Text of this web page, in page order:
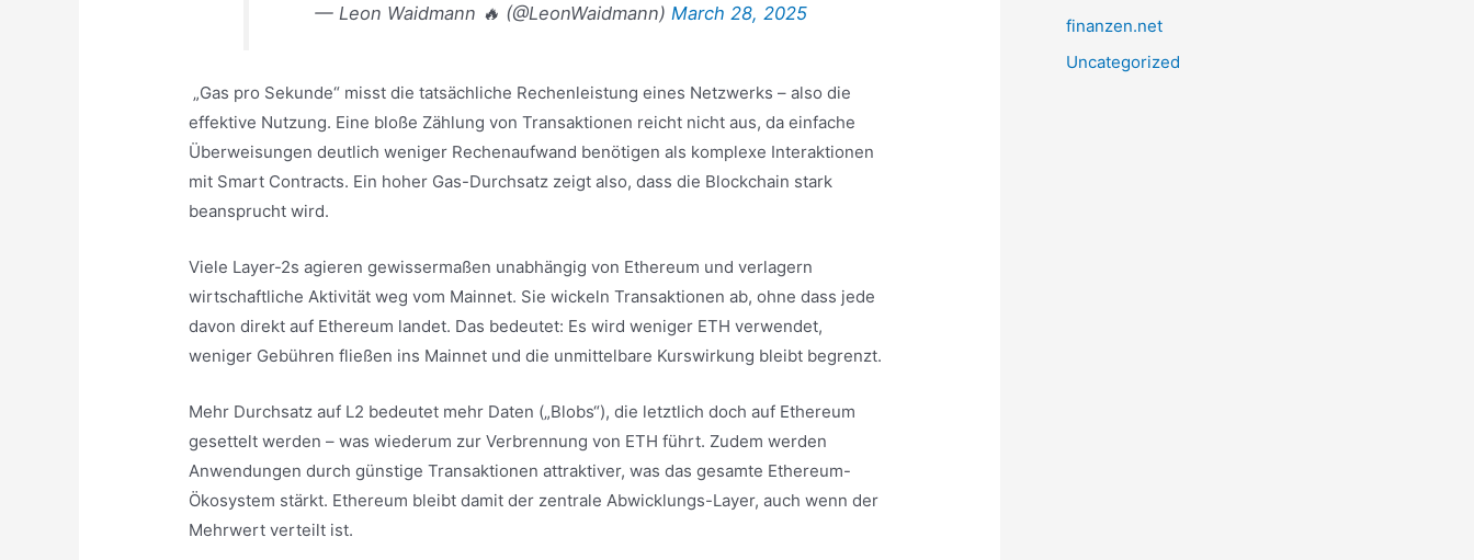
— Leon Waidmann 🔥 (@LeonWaidmann) March 28, 2025
„Gas pro Sekunde“ misst die tatsächliche Rechenleistung eines Netzwerks – also die
effektive Nutzung. Eine bloße Zählung von Transaktionen reicht nicht aus, da einfache
Überweisungen deutlich weniger Rechenaufwand benötigen als komplexe Interaktionen
mit Smart Contracts. Ein hoher Gas-Durchsatz zeigt also, dass die Blockchain stark
beansprucht wird.
Viele Layer-2s agieren gewissermaßen unabhängig von Ethereum und verlagern
wirtschaftliche Aktivität weg vom Mainnet. Sie wickeln Transaktionen ab, ohne dass jede
davon direkt auf Ethereum landet. Das bedeutet: Es wird weniger ETH verwendet,
weniger Gebühren fließen ins Mainnet und die unmittelbare Kurswirkung bleibt begrenzt.
Mehr Durchsatz auf L2 bedeutet mehr Daten („Blobs“), die letztlich doch auf Ethereum
gesettelt werden – was wiederum zur Verbrennung von ETH führt. Zudem werden
Anwendungen durch günstige Transaktionen attraktiver, was das gesamte Ethereum-
Ökosystem stärkt. Ethereum bleibt damit der zentrale Abwicklungs-Layer, auch wenn der
Mehrwert verteilt ist.
finanzen.net
Uncategorized